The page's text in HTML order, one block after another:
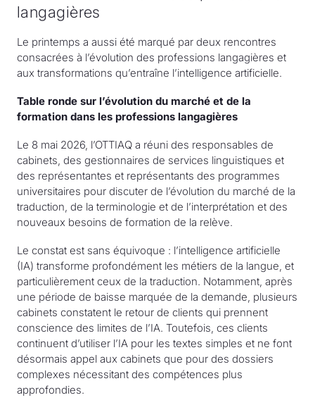
langagières
Le printemps a aussi été marqué par deux rencontres
consacrées à l’évolution des professions langagières et
aux transformations qu’entraîne l’intelligence artificielle.
Table ronde sur l’évolution du marché et de la
formation dans les professions langagières
Le 8 mai 2026, l’OTTIAQ a réuni des responsables de
cabinets, des gestionnaires de services linguistiques et
des représentantes et représentants des programmes
universitaires pour discuter de l’évolution du marché de la
traduction, de la terminologie et de l’interprétation et des
nouveaux besoins de formation de la relève.
Le constat est sans équivoque : l’intelligence artificielle
(IA) transforme profondément les métiers de la langue, et
particulièrement ceux de la traduction. Notamment, après
une période de baisse marquée de la demande, plusieurs
cabinets constatent le retour de clients qui prennent
conscience des limites de l’IA. Toutefois, ces clients
continuent d’utiliser l’IA pour les textes simples et ne font
désormais appel aux cabinets que pour des dossiers
complexes nécessitant des compétences plus
approfondies.